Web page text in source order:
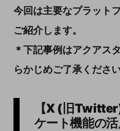
今回は主要なプラット
ご紹介します。
＊下記事例はアクアス
らかじめご了承ください
【X ( 旧
ケート機能の活